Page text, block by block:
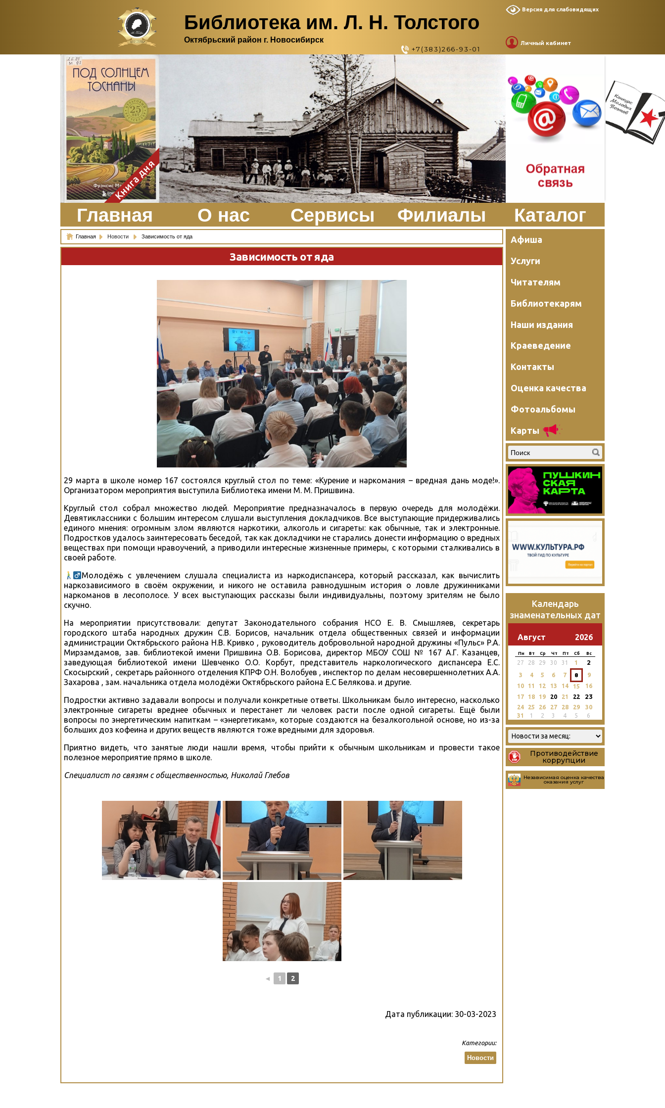
Библиотека им. Л. Н. Толстого
Октябрьский район г. Новосибирск
+7(383)266-93-01
Версия для слабовидящих
Личный кабинет
Здесь, в своем
итальянском доме, я вновь
испытала первичную
радость единения с
природой. Дом открыт
для бабочек, стрекоз, пчёл
или всех, кто пожелает
влететь в одно окно и
вылететь из другого. Едим
мы почти всегда во
дворе. Во мне настолько
возродился здравый
смысл моей матери -
умение наслаждаться
настоящим и не спешить, -
что даже нашлось время
отполировать до блеска
оконное стекло.
ЗаказатьКнига дня
Главная О нас Сервисы Филиалы Каталог
Главная Новости Зависимость от яда
Зависимость от яда
29 марта в школе номер 167 состоялся круглый стол по теме: «Курение и наркомания – вредная дань моде!».
Организатором мероприятия выступила Библиотека имени М. М. Пришвина.
Круглый стол собрал множество людей. Мероприятие предназначалось в первую очередь для молодёжи.
Девятиклассники с большим интересом слушали выступления докладчиков. Все выступающие придерживались
единого мнения: огромным злом являются наркотики, алкоголь и сигареты: как обычные, так и электронные.
Подростков удалось заинтересовать беседой, так как докладчики не старались донести информацию о вредных
веществах при помощи нравоучений, а приводили интересные жизненные примеры, с которыми сталкивались в
своей работе.
Молодёжь с увлечением слушала специалиста из наркодиспансера, который рассказал, как вычислить
наркозависимого в своём окружении, и никого не оставила равнодушным история о ловле дружинниками
наркоманов в лесополосе. У всех выступающих рассказы были индивидуальны, поэтому зрителям не было
скучно.
На мероприятии присутствовали: депутат Законодательного собрания НСО Е. В. Смышляев, секретарь
городского штаба народных дружин С.В. Борисов, начальник отдела общественных связей и информации
администрации Октябрьского района Н.В. Кривко , руководитель добровольной народной дружины «Пульс» Р.А.
Мирзамдамов, зав. библиотекой имени Пришвина О.В. Борисова, директор МБОУ СОШ № 167 А.Г. Казанцев,
заведующая библиотекой имени Шевченко О.О. Корбут, представитель наркологического диспансера Е.С.
Скосырский , секретарь районного отделения КПРФ О.Н. Волобуев , инспектор по делам несовершеннолетних А.А.
Захарова , зам. начальника отдела молодёжи Октябрьского района Е.С Белякова. и другие.
Подростки активно задавали вопросы и получали конкретные ответы. Школьникам было интересно, насколько
электронные сигареты вреднее обычных и перестанет ли человек расти после одной сигареты. Ещё были
вопросы по энергетическим напиткам – «энергетикам», которые создаются на безалкогольной основе, но из-за
больших доз кофеина и других веществ являются тоже вредными для здоровья.
Приятно видеть, что занятые люди нашли время, чтобы прийти к обычным школьникам и провести такое
полезное мероприятие прямо в школе.
Специалист по связям с общественностью, Николай Глебов
◄ 1 2
Дата публикации: 30-03-2023
Категории:
Новости
Афиша
Услуги
Читателям
Библиотекарям
Наши издания
Краеведение
Контакты
Оценка качества
Фотоальбомы
Карты
Календарь
знаменательных дат
Август 2026
Пн Вт Ср Чт Пт Сб Вс
27 28 29 30 31 1 2
3 4 5 6 7 8
9
10
11 12 13 14 15
16
17
18 19 20 21 22 23
24 25 26 27 28 29
30
31
1 2 3 4 5 6
Противодействие
коррупции
Независимая оценка качества
оказания услуг